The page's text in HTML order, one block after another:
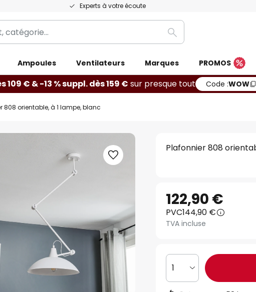
Experts à votre écoute
Rechercher
Ampoules Ventilateurs Marques PROMOS
109 € & -13 % suppl. dès 159 € sur presque tout Code :WOW
808 orientable, à 1 lampe, blanc
Plafonnier 808
122,90 €
PVC144,90 €
TVA incluse
1